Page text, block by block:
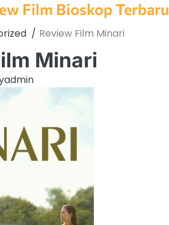
Film Bioskop Terbaru
Review Film Minari
Minari
admin